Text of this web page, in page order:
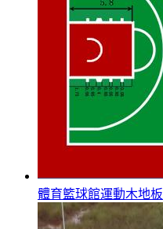
體育籃球館運動木地板